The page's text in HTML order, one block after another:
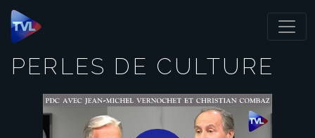
Panneau de gestion des cookies
PERLES DE CULTURE